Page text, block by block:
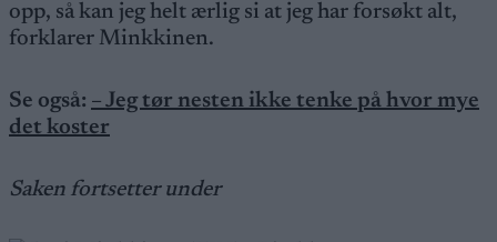
opp, så kan jeg helt ærlig si at jeg har forsøkt alt,
forklarer Minkkinen.
Se også: – Jeg tør nesten ikke tenke på hvor mye
det koster
Saken fortsetter under